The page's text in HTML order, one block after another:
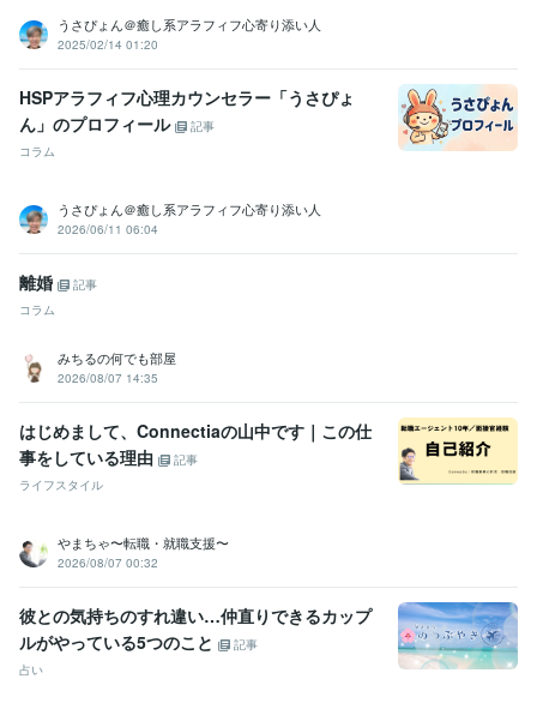
うさぴょん＠癒し系アラフィフ心寄り添い人
2025/02/14 01:20
HSPアラフィフ心理カウンセラー「うさぴょ
ん」のプロフィール
記事
コラム
うさぴょん＠癒し系アラフィフ心寄り添い人
2026/06/11 06:04
離婚
記事
コラム
みちるの何でも部屋
2026/08/07 14:35
はじめまして、Connectiaの山中です｜この仕
事をしている理由
記事
ライフスタイル
やまちゃ〜転職・就職支援〜
2026/08/07 00:32
彼との気持ちのすれ違い…仲直りできるカップ
ルがやっている5つのこと
記事
占い